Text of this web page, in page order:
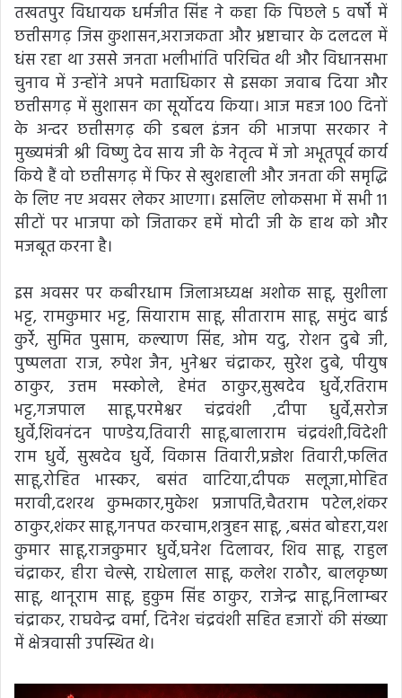
तखतपुर विधायक धर्मजीत सिंह ने कहा कि पिछले 5 वर्षों में
छत्तीसगढ़ जिस कुशासन,अराजकता और भ्रष्टाचार के दलदल में
धंस रहा था उससे जनता भलीभांति परिचित थी और विधानसभा
चुनाव में उन्होंने अपने मताधिकार से इसका जवाब दिया और
छत्तीसगढ़ में सुशासन का सूर्योदय किया। आज महज 100 दिनों
के अन्दर छत्तीसगढ़ की डबल इंजन की भाजपा सरकार ने
मुख्यमंत्री श्री विष्णु देव साय जी के नेतृत्व में जो अभूतपूर्व कार्य
किये हैं वो छत्तीसगढ़ में फिर से खुशहाली और जनता की समृद्धि
के लिए नए अवसर लेकर आएगा। इसलिए लोकसभा में सभी 11
सीटों पर भाजपा को जिताकर हमें मोदी जी के हाथ को और
मजबूत करना है।
इस अवसर पर कबीरधाम जिलाअध्यक्ष अशोक साहू, सुशीला
भट्ट, रामकुमार भट्ट, सियाराम साहू, सीताराम साहू, समुंद बाई
कुर्रे, सुमित पुसाम, कल्याण सिंह, ओम यदु, रोशन दुबे जी,
पुष्पलता राज, रुपेश जैन, भुनेश्वर चंद्राकर, सुरेश दुबे, पीयुष
ठाकुर, उत्तम मस्कोले, हेमंत ठाकुर,सुखदेव धुर्वे,रतिराम
भट्ट,गजपाल साहू,परमेश्वर चंद्रवंशी ,दीपा धुर्वे,सरोज
धुर्वे,शिवनंदन पाण्डेय,तिवारी साहू,बालाराम चंद्रवंशी,विदेशी
राम धुर्वे, सुखदेव धुर्वे, विकास तिवारी,प्रज्ञेश तिवारी,फलित
साहू,रोहित भास्कर, बसंत वाटिया,दीपक सलूजा,मोहित
मरावी,दशरथ कुम्भकार,मुकेश प्रजापति,चैतराम पटेल,शंकर
ठाकुर,शंकर साहू,गनपत करचाम,शत्रुहन साहू, ,बसंत बोहरा,यश
कुमार साहू,राजकुमार धुर्वे,घनेश दिलावर, शिव साहू, राहुल
चंद्राकर, हीरा चेल्से, राधेलाल साहू, कलेश राठौर, बालकृष्ण
साहू, थानूराम साहू, हुकुम सिंह ठाकुर, राजेन्द्र साहू,निलाम्बर
चंद्राकर, राघवेन्द्र वर्मा, दिनेश चंद्रवंशी सहित हजारों की संख्या
में क्षेत्रवासी उपस्थित थे।